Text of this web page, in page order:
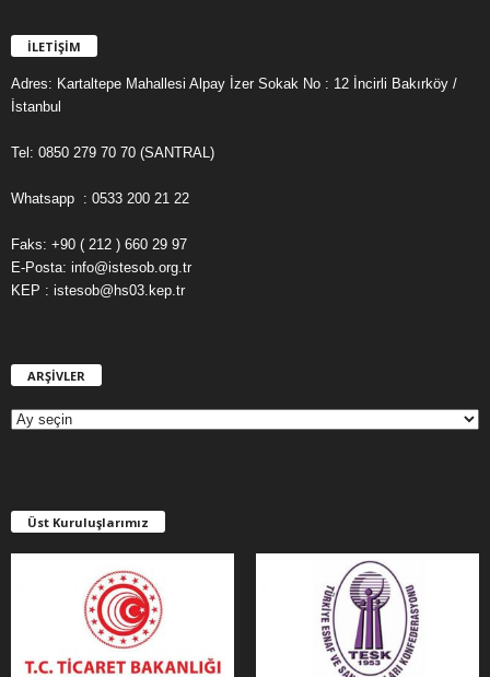
İLETİŞİM
Adres: Kartaltepe Mahallesi Alpay İzer Sokak No : 12 İncirli Bakırköy /
İstanbul
Tel: 0850 279 70 70 (SANTRAL)
Whatsapp : 0533 200 21 22
Faks: +90 ( 212 ) 660 29 97
E-Posta: info@istesob.org.tr
KEP : istesob@hs03.kep.tr
ARŞİVLER
E
R
Üst Kuruluşlarımız